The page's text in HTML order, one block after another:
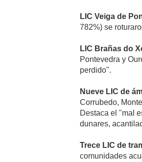
LIC Veiga de
782%) se
LIC Brañas do
Pontevedra y
perdido".
Nueve LIC de
Corrubedo,
Destaca el "mal
dunares,
Trece LIC de
comunidades